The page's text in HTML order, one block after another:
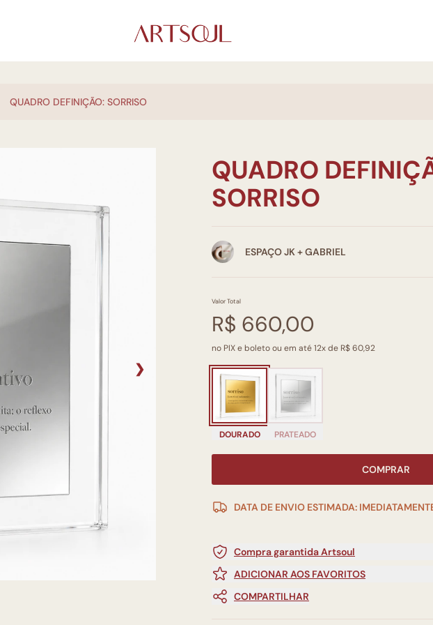
QUADRO DEFINIÇÃO: SORRISO
❯
QUADRO
SORRISO
ESPAÇO JK + GABRIEL
Valor Total
R$ 660,00
no PIX e boleto ou em até 12x de R$ 60,92
DOURADO PRATEADO
COMPRAR
DATA DE ENVIO ESTIMADA:
Compra garantida Artsoul
ADICIONAR AOS FAVORITOS
COMPARTILHAR